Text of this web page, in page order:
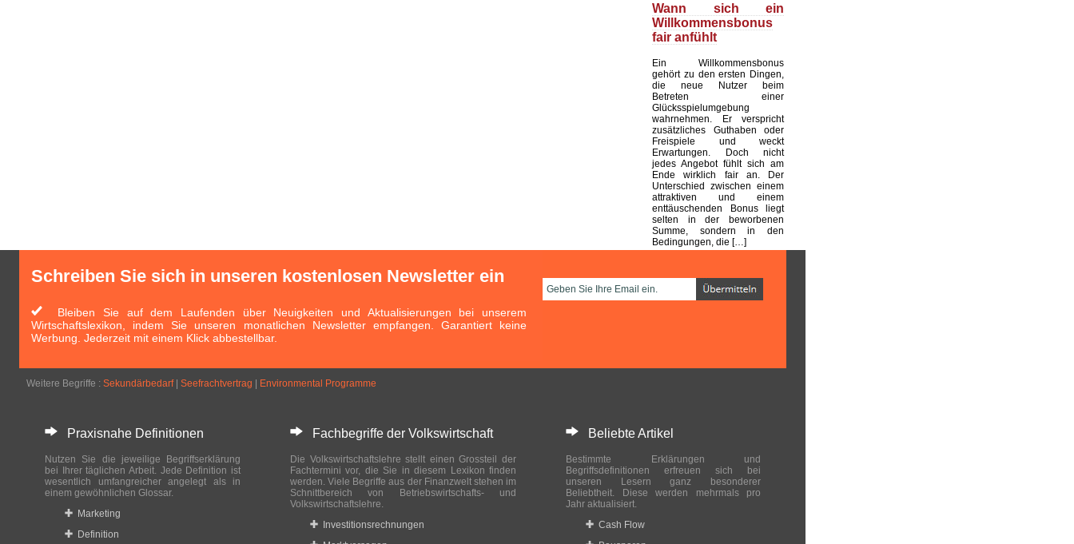
Wann sich ein
Willkommensbonus
fair anfühlt
Ein Willkommensbonus
gehört zu den ersten Dingen,
die neue Nutzer beim
Betreten einer
Glücksspielumgebung
wahrnehmen. Er verspricht
zusätzliches Guthaben oder
Freispiele und weckt
Erwartungen. Doch nicht
jedes Angebot fühlt sich am
Ende wirklich fair an. Der
Unterschied zwischen einem
attraktiven und einem
enttäuschenden Bonus liegt
selten in der beworbenen
Summe, sondern in den
Bedingungen, die […]
Schreiben Sie sich in unseren kostenlosen Newsletter ein
Bleiben Sie auf dem Laufenden über Neuigkeiten und Aktualisierungen bei unserem
Wirtschaftslexikon, indem Sie unseren monatlichen Newsletter empfangen. Garantiert keine
Werbung. Jederzeit mit einem Klick abbestellbar.
Weitere Begriffe : Sekundärbedarf| Seefrachtvertrag Environmental Programme
Praxisnahe Definitionen
Nutzen Sie die jeweilige Begriffserklärung
bei Ihrer täglichen Arbeit. Jede Definition ist
wesentlich umfangreicher angelegt als in
einem gewöhnlichen Glossar.
Marketing
Definition
Fachbegriffe der Volkswirtschaft
Die Volkswirtschaftslehre stellt einen Grossteil der
Fachtermini vor, die Sie in diesem Lexikon finden
werden. Viele Begriffe aus der Finanzwelt stehen im
Schnittbereich von Betriebswirtschafts- und
Volkswirtschaftslehre.
Investitionsrechnungen
Beliebte Artikel
Bestimmte Erklärungen und
Begriffsdefinitionen erfreuen sich bei
unseren Lesern ganz besonderer
Beliebtheit. Diese werden mehrmals pro
Jahr aktualisiert.
Cash Flow